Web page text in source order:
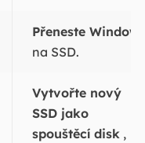
Přeneste Windows
na SSD.
Vytvořte nový
SSD jako
spouštěcí disk,